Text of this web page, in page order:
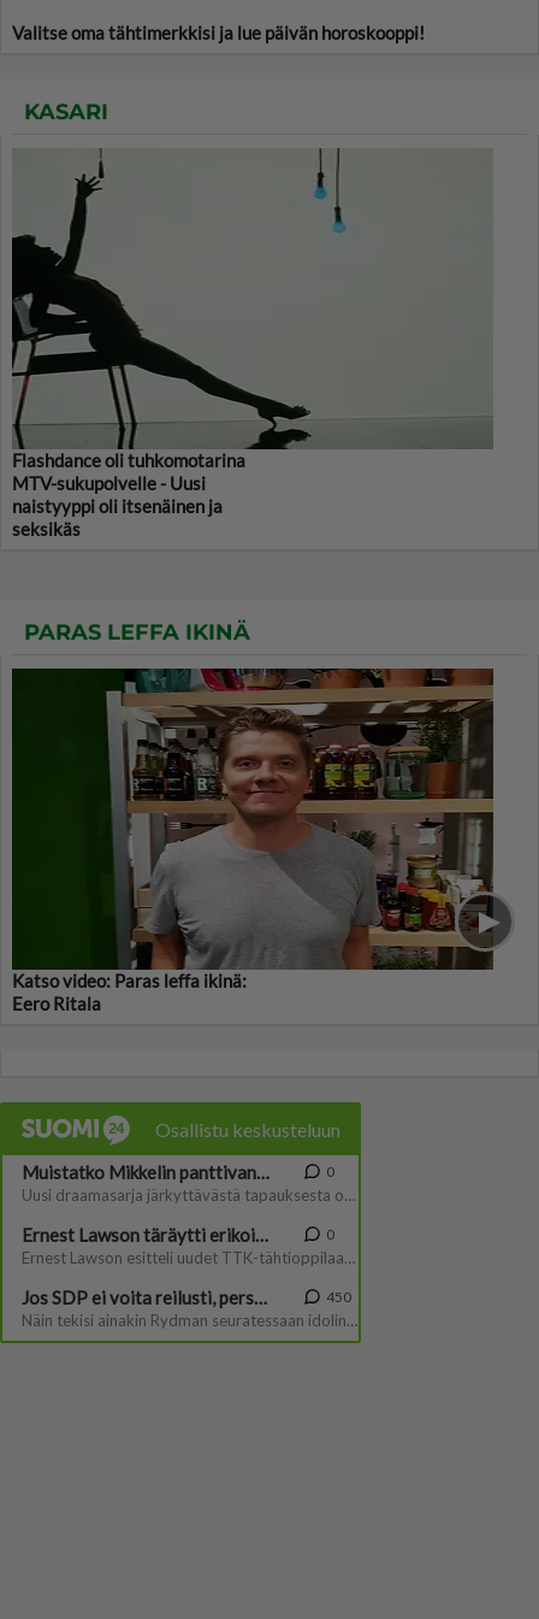
Valitse oma tähtimerkkisi ja lue päivän horoskooppi!
KASARI
Flashdance oli tuhkomotarina
MTV-sukupolvelle - Uusi
naistyyppi oli itsenäinen ja
seksikäs
PARAS LEFFA IKINÄ
Katso video: Paras leffa ikinä:
Eero Ritala